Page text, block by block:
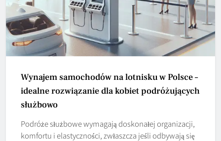
Wynajem samochodów na lotnisku w Polsce –
idealne rozwiązanie dla kobiet podróżujących
służbowo
Podróże służbowe wymagają doskonałej organizacji,
komfortu i elastyczności, zwłaszcza jeśli odbywają się